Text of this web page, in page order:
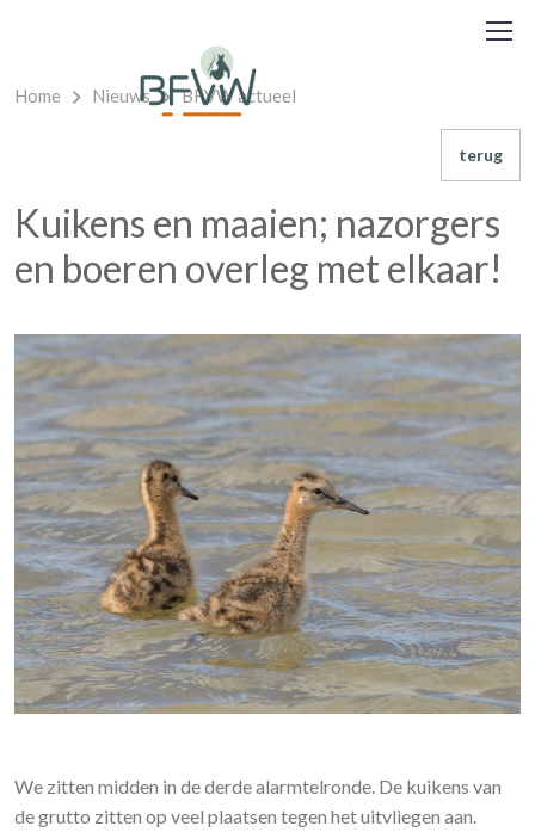
Home Nieuws BFVW actueel
terug
Kuikens en maaien; nazorgers
en boeren overleg met elkaar!
We zitten midden in de derde alarmtelronde. De kuikens van
de grutto zitten op veel plaatsen tegen het uitvliegen aan.